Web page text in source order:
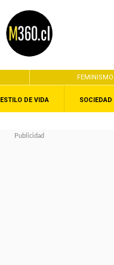
FEMINISMO
ESTILO DE VIDA SOCIEDAD